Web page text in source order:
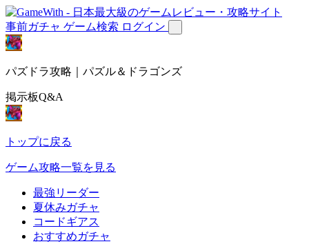
事前ガチャ ゲーム検索 ログイン
パズドラ攻略｜パズル＆ドラゴンズ
掲示板Q&A
トップに戻る
ゲーム攻略一覧を見る
最強リーダー
夏休みガチャ
コードギアス
おすすめガチャ